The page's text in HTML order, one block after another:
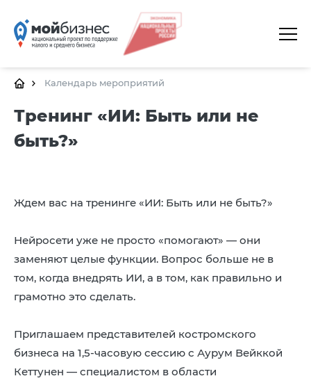
Версия для слабовидящих
ГЛАВНАЯ
О ПЛАТФОРМЕ
ГАЛЕРЕЯ
КОНТАКТЫ
Календарь мероприятий
Тренинг «ИИ: Быть или не
быть?»
Ждем вас на тренинге «ИИ: Быть или не быть?»
Нейросети уже не просто «помогают» — они
заменяют целые функции. Вопрос больше не в
том, когда внедрять ИИ, а в том, как правильно и
грамотно это сделать.
Приглашаем представителей костромского
бизнеса на 1,5‑часовую сессию с Аурум Вейккой
Кеттунен — специалистом в области